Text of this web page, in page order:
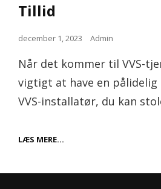
Tillid
Posted
december 1, 2023 Admin
Når det kommer til VVS-
vigtigt at have en pålidelig
VVS-installatør, du kan
LÆS MERE…